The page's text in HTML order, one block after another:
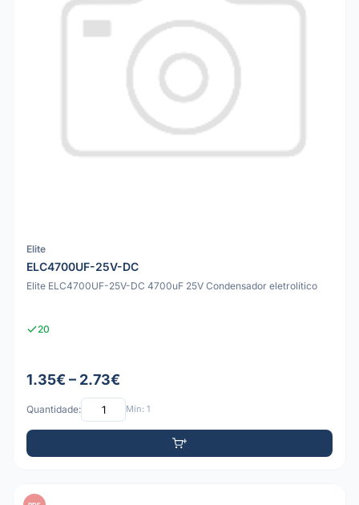
Elite
ELC4700UF-25V-DC
Elite ELC4700UF-25V-DC 4700uF 25V Condensador eletrolítico
20
1.35€ – 2.73€
Quantidade: Mín: 1